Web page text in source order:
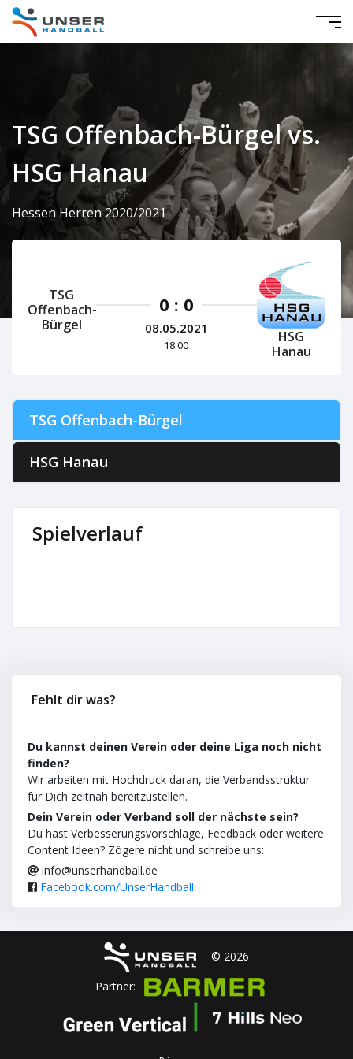
TSG Offenbach-Bürgel vs.
HSG Hanau
Hessen Herren 2020/2021
TSG
Offenbach-
Bürgel
0 : 0
08.05.2021
18:00
HSG
Hanau
TSG Offenbach-Bürgel
HSG Hanau
Spielverlauf
Fehlt dir was?
Du kannst deinen Verein oder deine Liga noch nicht
finden?
Wir arbeiten mit Hochdruck daran, die Verbandsstruktur
für Dich zeitnah bereitzustellen.
Dein Verein oder Verband soll der nächste sein?
Du hast Verbesserungsvorschläge, Feedback oder weitere
Content Ideen? Zögere nicht und schreibe uns:
info@unserhandball.de
Facebook.com/UnserHandball
© 2026
Partner: